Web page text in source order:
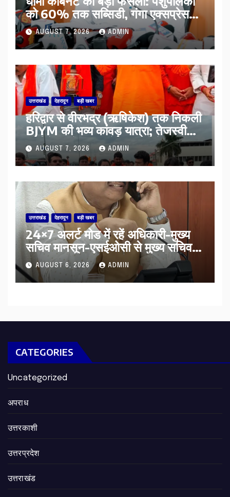
को 60% तक सब्सिडी, गंगा एक्सप्रेसवे
का हरिद्वार तक होगा विस्तार
AUGUST 7, 2026 ADMIN
उत्तराखंड देहरादून बड़ी खबर
​हरिद्वार से वीरभद्र (ऋषिकेश) तक निकली
BJYM की भव्य कांवड़ यात्रा; तेजस्वी
सूर्या ने की देश व प्रदेशवासियों के कल्याण
की कामना
AUGUST 7, 2026 ADMIN
उत्तराखंड देहरादून बड़ी खबर
24×7 अलर्ट मोड में रहें अधिकारी-मुख्य
सचिव मानसून-एसईओसी से मुख्य सचिव ने
की विस्तृत समीक्षा कहा-बंद सड़कों को
शीघ्र खोला जाए, लोगों को न हो दिक्कत
AUGUST 6, 2026 ADMIN
CATEGORIES
Uncategorized
अपराध
उत्तरकाशी
उत्तरप्रदेश
उत्तराखंड